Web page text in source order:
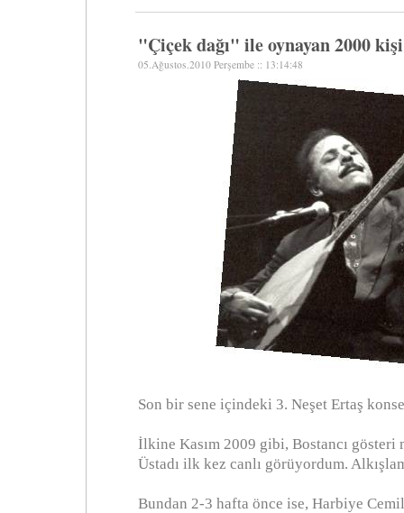
"Çiçek dağı" ile oynayan 2000 kişi
05.Ağustos.2010 Perşembe :: 13:14:48
Son bir sene içindeki 3. Neşet Ertaş
İlkine Kasım 2009 gibi, Bostancı
Üstadı ilk kez canlı görüyordum.
Bundan 2-3 hafta önce ise, Harbiye